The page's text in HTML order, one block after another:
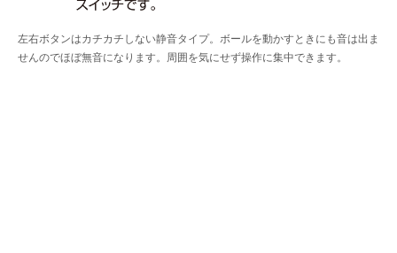
左右ボタンはカチカチしない静音タイプ。ボールを動かすときにも音は出ま
せんのでほぼ無音になります。周囲を気にせず操作に集中できます。